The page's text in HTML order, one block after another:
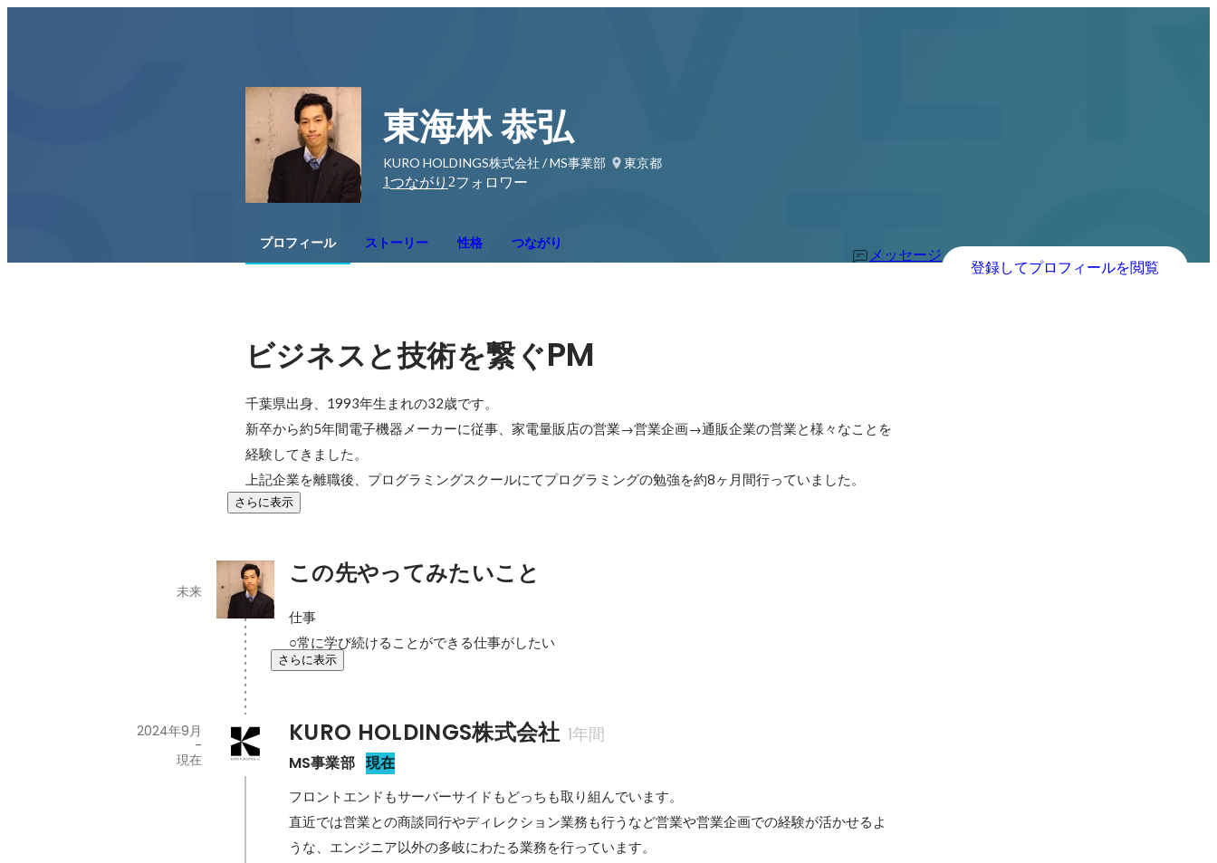
東海林 恭弘
KURO HOLDINGS株式会社 / MS事業部
東京都
1つながり 2フォロワー
プロフィール ストーリー 性格 つながり
メッセージ
登録してプロフィールを閲覧
ビジネスと技術を繋ぐPM
千葉県出身、1993年生まれの32歳です。
新卒から約5年間電子機器メーカーに従事、家電量販店の営業→営業企画→通販企業の営業と様々なことを
経験してきました。
上記企業を離職後、プログラミングスクールにてプログラミングの勉強を約8ヶ月間行っていました。
さらに表示
この先やってみたいこと
未来
仕事
○常に学び続けることができる仕事がしたい
さらに表示
KURO HOLDINGS株式会社 1年間
MS事業部 現在
2024年9月
-
現在
フロントエンドもサーバーサイドもどっちも取り組んでいます。
直近では営業との商談同行やディレクション業務も行うなど営業や営業企画での経験が活かせるよ
うな、エンジニア以外の多岐にわたる業務を行っています。